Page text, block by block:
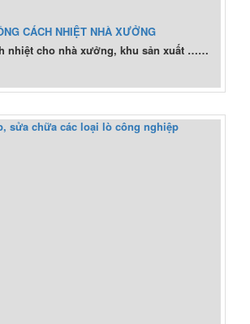
CÁCH NHIỆT NHÀ XƯỞNG
nhiệt cho nhà xưởng, khu sản xuất ……